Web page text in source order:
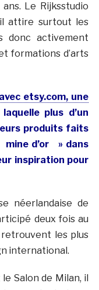
Le Rijksstudio
attire surtout les
donc activement
formations d’arts
avec etsy.com, une
plus d’un
produits faits
mine d’or » dans
inspiration pour
néerlandaise de
deux fois au
retrouvent les plus
international.
Salon de Milan, il